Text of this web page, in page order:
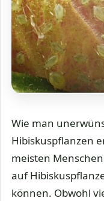
Wie man
Hibiskuspflanzen
meisten
auf
können. Obwohl